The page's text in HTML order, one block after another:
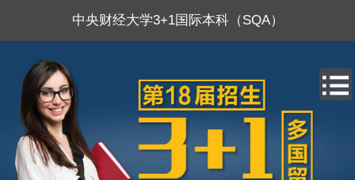
中央财经大学3+1国际本科（SQA）